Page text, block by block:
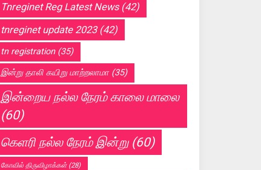
Tnreginet Reg Latest News(42)
tnreginet update 2023(42)
tn registration(35)
இன்று தாலி கயிறு மாற்றலாமா(35)
இன்றைய நல்ல நேரம் காலை மாலை
(60)
கெளரி நல்ல நேரம் இன்று(60)
கோவில் திருவிழாக்கள்(28)